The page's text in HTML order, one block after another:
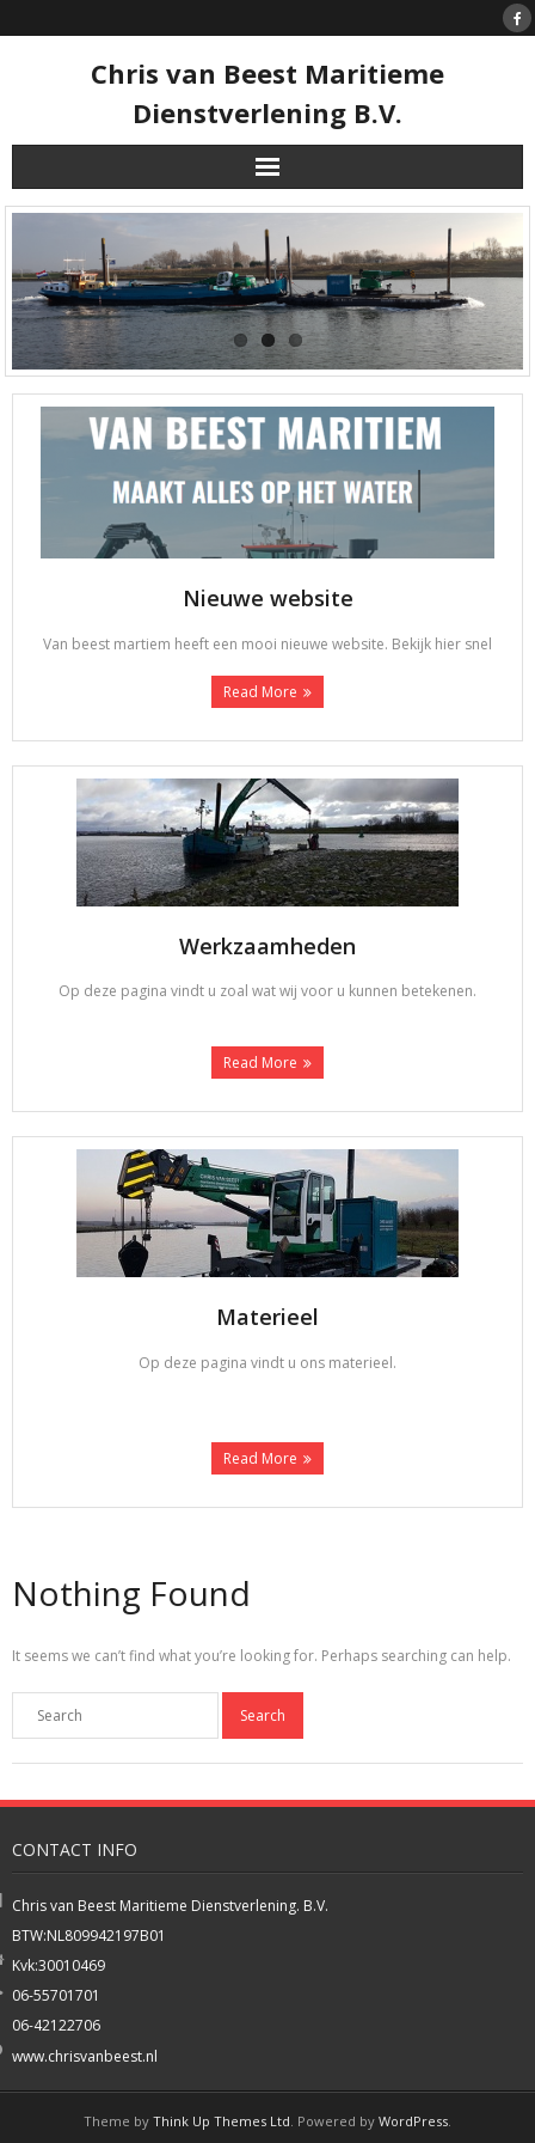
to
Chris van Beest Maritieme
Dienstverlening B.V.
Nieuwe website
Van beest martiem heeft een mooi nieuwe website. Bekijk hier snel
Read More
Werkzaamheden
Op deze pagina vindt u zoal wat wij voor u kunnen betekenen.
Read More
Materieel
Op deze pagina vindt u ons materieel.
Read More
Nothing Found
It seems we can’t find what you’re looking for. Perhaps searching can help.
CONTACT INFO
Chris van Beest Maritieme Dienstverlening. B.V.
BTW:NL809942197B01
Kvk:30010469
06-55701701
06-42122706
www.chrisvanbeest.nl
Theme by Think Up Themes Ltd . Powered by WordPress